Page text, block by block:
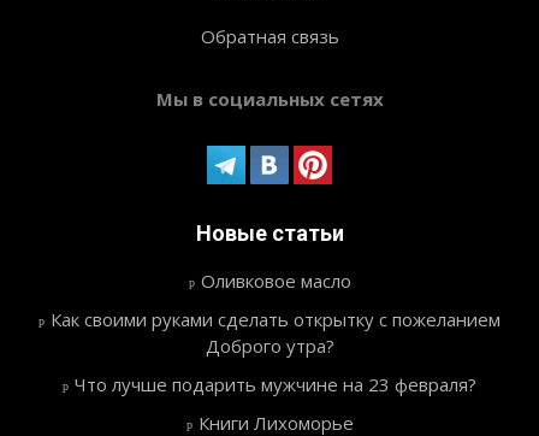
Обратная связь
Мы в социальных сетях
Новые статьи
Оливковое масло
Как своими руками сделать открытку с пожеланием
Доброго утра?
Что лучше подарить мужчине на 23 февраля?
Книги Лихоморье